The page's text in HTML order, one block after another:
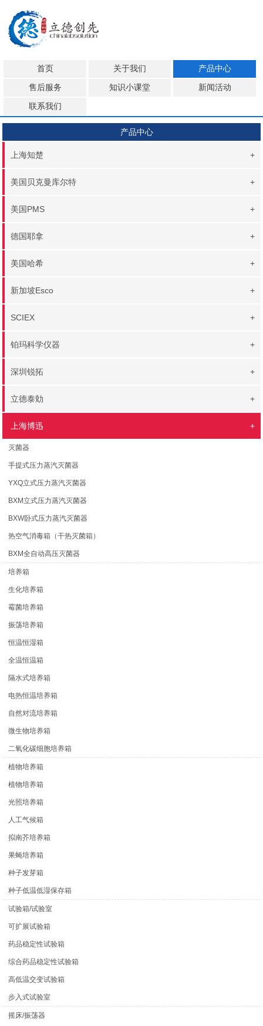
首页 关于我们 产品中心
售后服务 知识小课堂 新闻活动
联系我们
产品中心
上海知楚 +
美国贝克曼库尔特 +
美国PMS +
德国耶拿 +
美国哈希 +
新加坡Esco +
SCIEX +
铂玛科学仪器 +
深圳锐拓 +
立德泰勀 +
上海博迅 +
灭菌器
手提式压力蒸汽灭菌器
YXQ立式压力蒸汽灭菌器
BXM立式压力蒸汽灭菌器
BXW卧式压力蒸汽灭菌器
热空气消毒箱（干热灭菌箱）
BXM全自动高压灭菌器
培养箱
生化培养箱
霉菌培养箱
振荡培养箱
恒温恒湿箱
全温恒温箱
隔水式培养箱
电热恒温培养箱
自然对流培养箱
微生物培养箱
二氧化碳细胞培养箱
植物培养箱
植物培养箱
光照培养箱
人工气候箱
拟南芥培养箱
果蝇培养箱
种子发芽箱
种子低温低湿保存箱
试验箱/试验室
可扩展试验箱
药品稳定性试验箱
综合药品稳定性试验箱
高低温交变试验箱
步入式试验室
摇床/振荡器